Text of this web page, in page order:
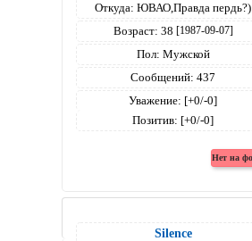
Откуда: ЮВАО,Правда пердь?)
Возраст: 38 [1987-09-07]
Пол: Мужской
Сообщений: 437
Уважение: [+0/-0]
Позитив: [+0/-0]
Silence